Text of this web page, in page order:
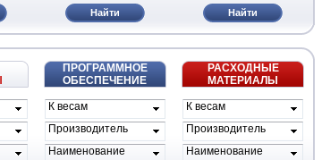
Найти Найти
ПРОГРАММНОЕ
ОБЕСПЕЧЕНИЕ
РАСХОДНЫЕ
МАТЕРИАЛЫ
К весам
проиводителя
Производитель
Наименование
К весам
проиводителя
Производитель
Наименование